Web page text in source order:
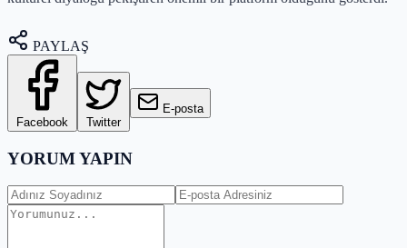
PAYLAŞ
Facebook Twitter
E-posta
YORUM YAPIN